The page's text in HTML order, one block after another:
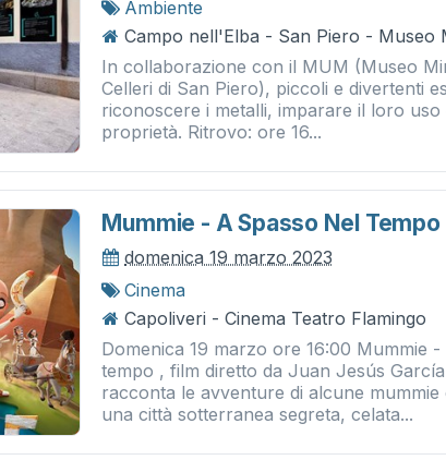
Ambiente
Campo nell'Elba - San Piero - Museo
In collaborazione con il MUM (Museo
Celleri di San Piero), piccoli e divertenti
riconoscere i metalli, imparare il loro
proprietà. Ritrovo: ore 16...
Mummie - A Spasso Nel Tempo
domenica 19 marzo 2023
Cinema
Capoliveri - Cinema Teatro Flamingo
Domenica 19 marzo ore 16:00 Mummie
tempo , film diretto da Juan Jesús
racconta le avventure di alcune
una città sotterranea segreta, celata...